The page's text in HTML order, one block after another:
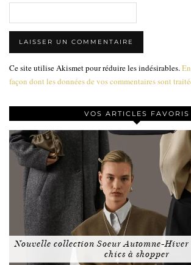
Ce site utilise Akismet pour réduire les indésirables.
façon dont les données de vos commentaires sont
VOS ARTICLES FAVORIS
Nouvelle collection Soeur Automne-Hiver
chics à shopper